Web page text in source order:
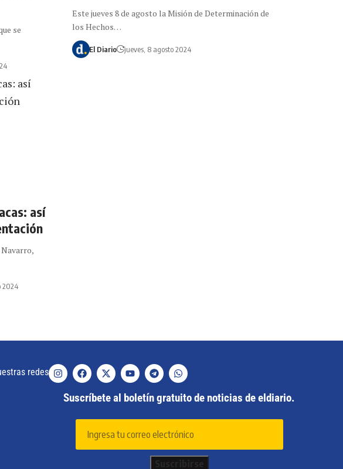
se
Este jueves 8 de agosto la Misión de Determinación de
los Hechos…
El Diario jueves, 8 agosto 2024
así
2024
redes
Suscríbete al boletín gratuito de noticias de eldiario.